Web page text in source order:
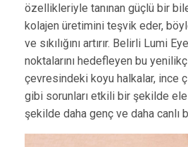
özellikleriyle tanınan güçlü bir
kolajen üretimini teşvik eder,
ve sıkılığını artırır. Belirli Lumi
noktalarını hedefleyen bu
çevresindeki koyu halkalar, ince
gibi sorunları etkili bir şekilde
şekilde daha genç ve daha canlı